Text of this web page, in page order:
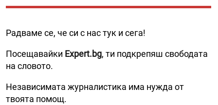
Радваме се, че си с нас тук и сега!
Посещавайки Expert.bg, ти подкрепяш свободата
на словото.
Независимата журналистика има нужда от
твоята помощ.